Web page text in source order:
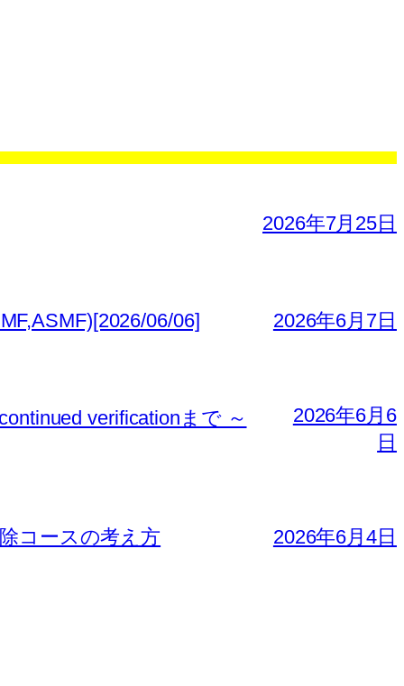
2026年7月25日
06/06] 2026年6月7日
verificationまで ～
2026年6月6
日
コースの考え方 2026年6月4日